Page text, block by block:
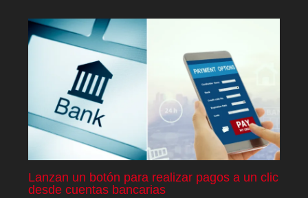
Lanzan un botón para realizar pagos a un clic
desde cuentas bancarias